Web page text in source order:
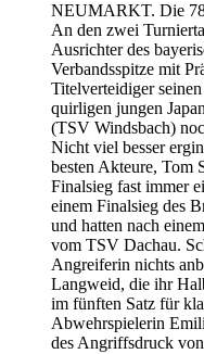
NEUMARKT. Die 78.
An den zwei
Ausrichter des
Verbandsspitze mit
Titelverteidiger
quirligen jungen
(TSV Windsbach)
Nicht viel besser
besten Akteure, Tom
Finalsieg fast immer
einem Finalsieg des
und hatten nach
vom TSV Dachau.
Angreiferin nichts
Langweid, die ihr
im fünften Satz für
Abwehrspielerin
des Angriffsdruck